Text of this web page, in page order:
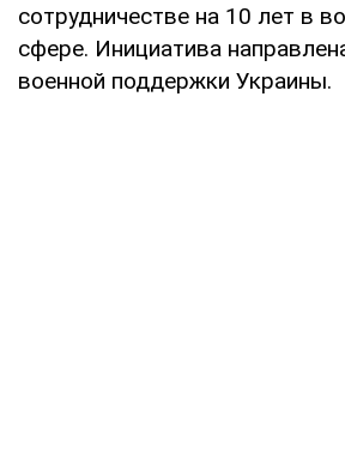
сотрудничестве на 10 лет в
сфере. Инициатива
военной поддержки Украины.